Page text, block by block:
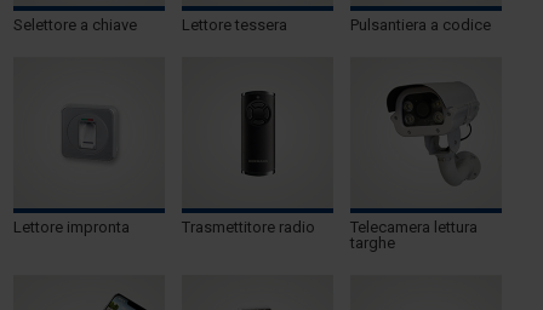
Selettore a chiave Lettore tessera Pulsantiera a codice
Lettore impronta Trasmettitore radio
Telecamera lettura
targhe